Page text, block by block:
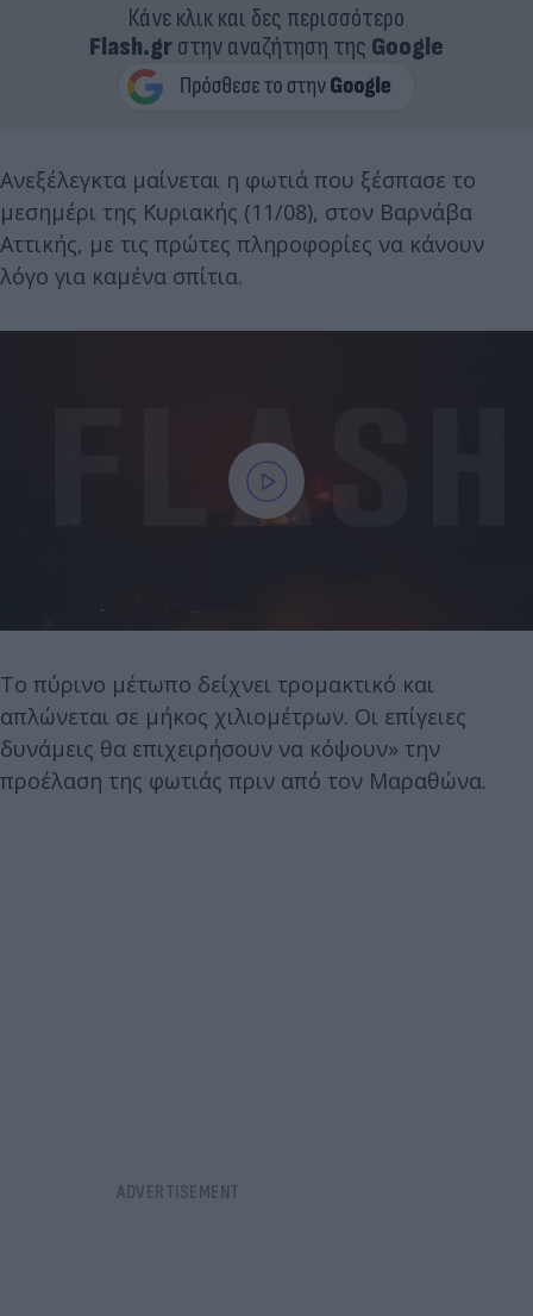
Κάνε κλικ και δες περισσότερο
Flash.grστην αναζήτηση της Google
Ανεξέλεγκτα μαίνεται η φωτιά που ξέσπασε το
μεσημέρι της Κυριακής (11/08), στον Βαρνάβα
Αττικής, με τις πρώτες πληροφορίες να κάνουν
λόγο για καμένα σπίτια.
Το πύρινο μέτωπο δείχνει τρομακτικό και
απλώνεται σε μήκος χιλιομέτρων. Οι επίγειες
δυνάμεις θα επιχειρήσουν να κόψουν» την
προέλαση της φωτιάς πριν από τον Μαραθώνα.